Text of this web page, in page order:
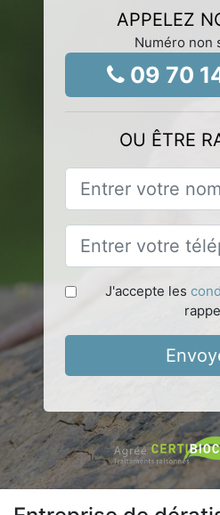
APPELEZ
Numéro non
09 70
OU ÊTRE
J'accepte les